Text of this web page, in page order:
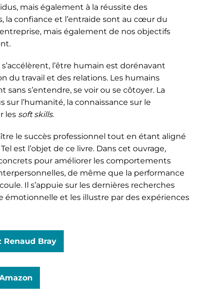
mais également à la réussite des
la confiance et l’entraide sont au cœur du
entreprise, mais également de nos objectifs
l’être humain est dorénavant
du travail et des relations. Les humains
s’entendre, se voir ou se côtoyer. La
l’humanité, la connaissance sur le
les soft skills.
le succès professionnel tout en étant aligné
est l’objet de ce livre. Dans cet ouvrage,
pour améliorer les comportements
de même que la performance
Il s’appuie sur les dernières recherches
et les illustre par des expériences
Bray